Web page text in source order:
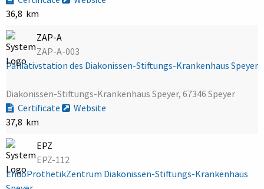
36,8 km
ZAP-A
ZAP-A-003
Palliativstation des Diakonissen-Stiftungs-Krankenhaus Speyer
Diakonissen-Stiftungs-Krankenhaus Speyer, 67346 Speyer
Certificate
Website
37,8 km
EPZ
EPZ-112
EndoProthetikZentrum Diakonissen-Stiftungs-Krankenhaus